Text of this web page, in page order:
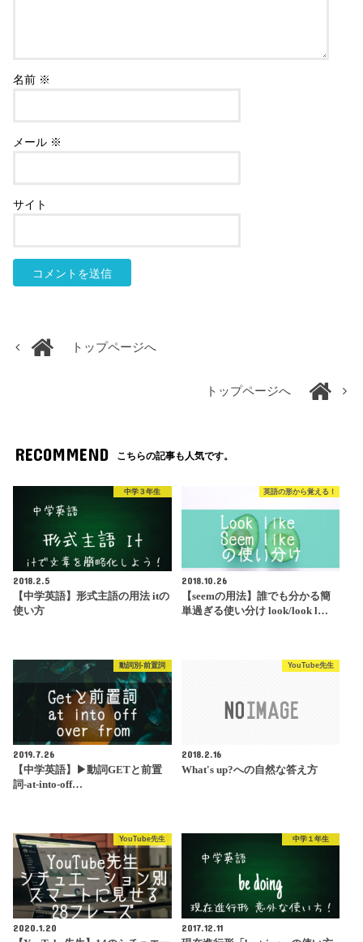
名前 ※
メール ※
サイト
トップページへ
トップページへ
RECOMMEND こちらの記事も人気です。
中学３年生
2018.2.5
【中学英語】形式主語の用法 itの
使い方
英語の形から覚える！
2018.10.26
【seemの用法】誰でも分かる簡
単過ぎる使い分け look/look l…
動詞別-前置詞
2019.7.26
【中学英語】▶︎動詞GETと前置
詞-at-into-off…
YouTube先生
2018.2.16
What's up?への自然な答え方
YouTube先生
2020.1.20
中学１年生
2017.12.11